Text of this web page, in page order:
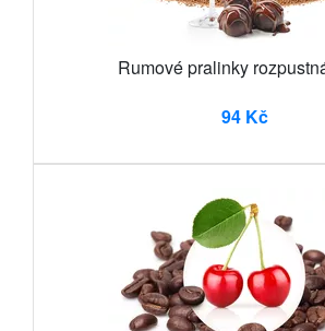
Rumové pralinky
94 Kč